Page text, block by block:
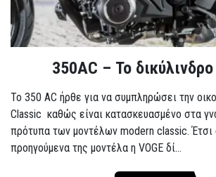
350AC – Το
To 350 AC ήρθε για να συμπληρώσει την
Classic καθώς είναι κατασκευασμένο στα
πρότυπα των μοντέλων modern classic.
προηγούμενα της μοντέλα η VOGE δί...